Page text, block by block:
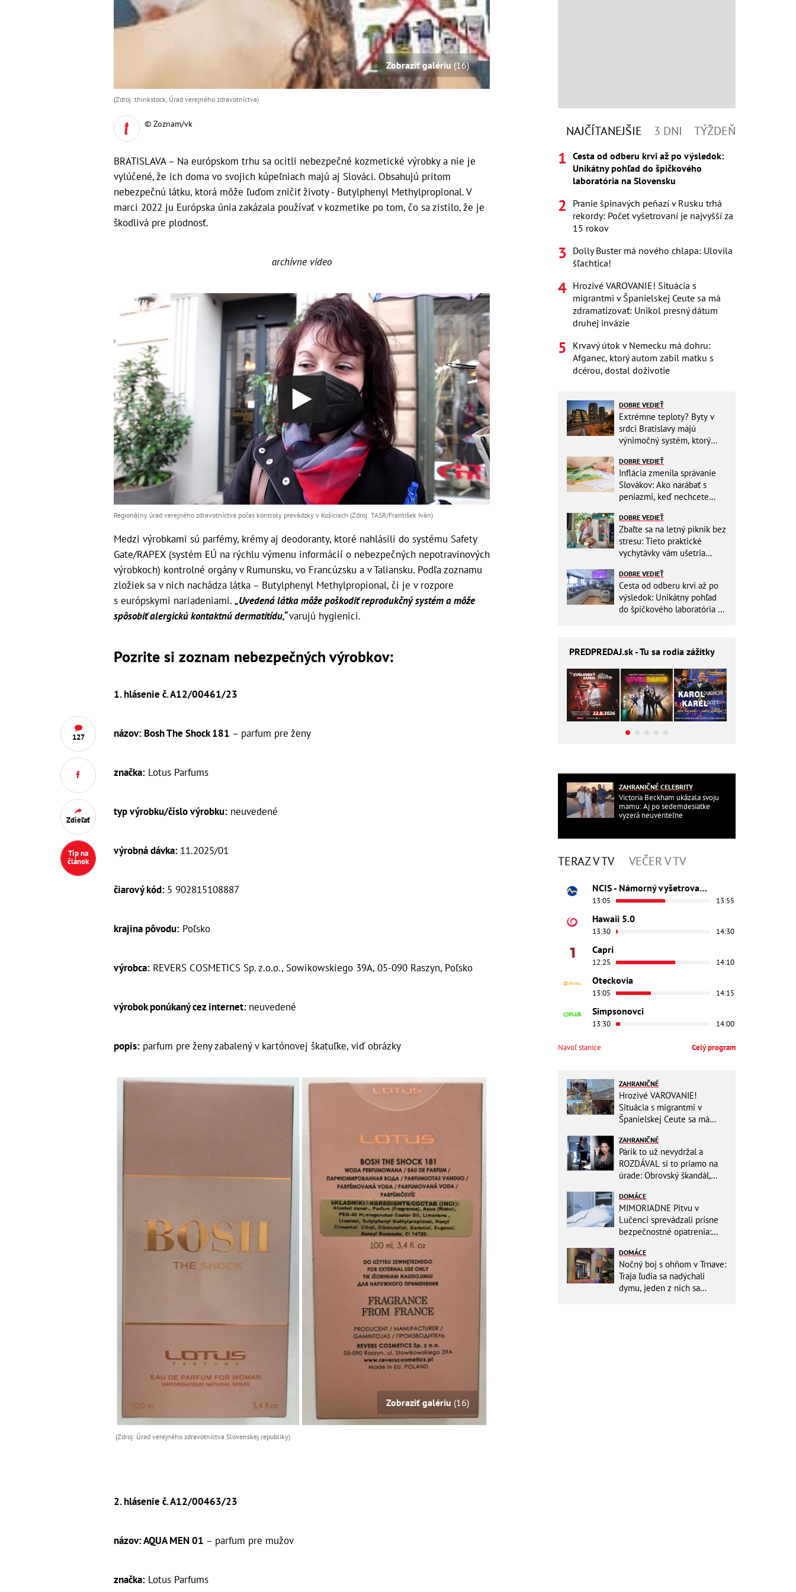
127
Zdieľať
Tip na
článok
Zobraziť galériu (16)
(Zdroj: thinkstock, Úrad verejného zdravotníctva)
© Zoznam/vk
BRATISLAVA – Na európskom trhu sa ocitli nebezpečné kozmetické výrobky a nie je
vylúčené, že ich doma vo svojich kúpeľniach majú aj Slováci. Obsahujú pritom
nebezpečnú látku, ktorá môže ľuďom zničiť životy - Butylphenyl Methylpropional. V
marci 2022 ju Európska únia zakázala používať v kozmetike po tom, čo sa zistilo, že je
škodlivá pre plodnosť.
archívne video
Regionálny úrad verejného zdravotníctva počas kontroly prevádzky v Košiciach (Zdroj: TASR/František Iván)
Medzi výrobkami sú parfémy, krémy aj deodoranty, ktoré nahlásili do systému Safety
Gate/RAPEX (systém EÚ na rýchlu výmenu informácií o nebezpečných nepotravinových
výrobkoch) kontrolné orgány v Rumunsku, vo Francúzsku a v Taliansku. Podľa zoznamu
zložiek sa v nich nachádza látka – Butylphenyl Methylpropional, či je v rozpore
s európskymi nariadeniami. „Uvedená látka môže poškodiť reprodukčný systém a môže
spôsobiť alergickú kontaktnú dermatitídu,“varujú hygienici.
Pozrite si zoznam nebezpečných výrobkov:
1. hlásenie č. A12/00461/23
názov: Bosh The Shock 181 – parfum pre ženy
značka: Lotus Parfums
typ výrobku/číslo výrobku: neuvedené
výrobná dávka: 11.2025/01
čiarový kód: 5 902815108887
krajina pôvodu: Poľsko
výrobca: REVERS COSMETICS Sp. z.o.o., Sowikowskiego 39A, 05-090 Raszyn, Poľsko
výrobok ponúkaný cez internet: neuvedené
popis: parfum pre ženy zabalený v kartónovej škatuľke, viď obrázky
Zobraziť galériu (16)
(Zdroj: Úrad verejného zdravotníctva Slovenskej republiky)
2. hlásenie č. A12/00463/23
názov: AQUA MEN 01 – parfum pre mužov
značka: Lotus Parfums
NAJČÍTANEJŠIE 3 DNI TÝŽDEŇ
Cesta od odberu krvi až po výsledok:
Unikátny pohľad do špičkového
laboratória na Slovensku
Pranie špinavých peňazí v Rusku trhá
rekordy: Počet vyšetrovaní je najvyšší za
15 rokov
Dolly Buster má nového chlapa: Ulovila
šľachtica!
Hrozivé VAROVANIE! Situácia s
migrantmi v Španielskej Ceute sa má
zdramatizovať: Unikol presný dátum
druhej invázie
Krvavý útok v Nemecku má dohru:
Afganec, ktorý autom zabil matku s
dcérou, dostal doživotie
DOBRE VEDIEŤ
Extrémne teploty? Byty v
srdci Bratislavy majú
výnimočný systém, ktorý
DOBRE VEDIEŤ
Inflácia zmenila správanie
Slovákov: Ako narábať s
peniazmi, keď nechcete
DOBRE VEDIEŤ
Zbaľte sa na letný piknik bez
stresu: Tieto praktické
vychytávky vám ušetria
DOBRE VEDIEŤ
Cesta od odberu krvi až po
výsledok: Unikátny pohľad
do špičkového laboratória na
PREDPREDAJ.sk - Tu sa rodia zážitky
ZAHRANIČNÉ CELEBRITY
Victoria Beckham ukázala svoju
mamu: Aj po sedemdesiatke
vyzerá neuveriteľne
TERAZ V TV VEČER V TV
NCIS - Námorný vyšetrovací úrad
13:05 13:55
Hawaii 5.0
13:30 14:30
Capri
12:25 14:10
Oteckovia
13:05 14:15
Simpsonovci
13:30 14:00
Navoľ stanice Celý program
ZAHRANIČNÉ
Hrozivé VAROVANIE!
Situácia s migrantmi v
Španielskej Ceute sa má
presný dátum druhej invázie
ZAHRANIČNÉ
Párik to už nevydržal a
ROZDÁVAL si to priamo na
úrade: Obrovský škandál,
DOMÁCE
MIMORIADNE Pitvu v
Lučenci sprevádzali prísne
bezpečnostné opatrenia:
DOMÁCE
Nočný boj s ohňom v Trnave:
Traja ľudia sa nadýchali
dymu, jeden z nich sa